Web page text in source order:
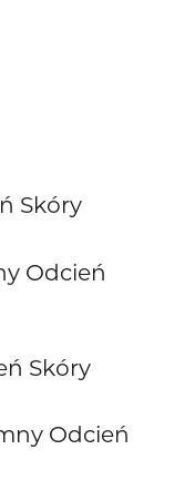
Skóry
Odcień
Skóry
Odcień